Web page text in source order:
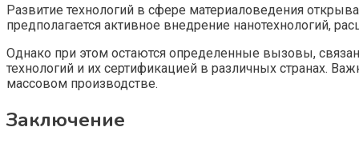
Развитие технологий в сфере материаловедения
предполагается активное внедрение нанотехнологий,
Однако при этом остаются определенные вызовы,
технологий и их сертификацией в различных странах.
массовом производстве.
Заключение